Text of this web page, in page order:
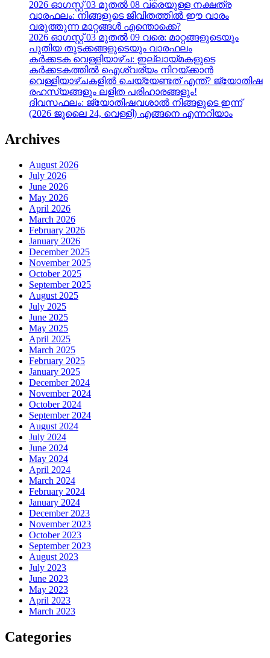
2026 ഓഗസ്റ്റ് 03 മുതൽ 08 വരെയുള്ള നക്ഷത്ര
വാരഫലം: നിങ്ങളുടെ ജീവിതത്തിൽ ഈ വാരം
വരുത്തുന്ന മാറ്റങ്ങൾ എന്തൊക്കെ?
2026 ഓഗസ്റ്റ് 03 മുതൽ 09 വരെ: മാറ്റങ്ങളുടെയും
പുതിയ തുടക്കങ്ങളുടെയും വാരഫലം
കർക്കടക വെള്ളിയാഴ്ച: ഇല്ലായ്മകളുടെ
കർക്കടകത്തിൽ ഐശ്വര്യം നിറയ്ക്കാൻ
വെള്ളിയാഴ്ചകളിൽ ചെയ്യേണ്ടത് എന്ത്? ജ്യോതിഷ
രഹസ്യങ്ങളും ലളിത പരിഹാരങ്ങളും!
ദിവസഫലം: ജ്യോതിഷവശാൽ നിങ്ങളുടെ ഇന്ന്‌
(2026 ജൂലൈ 24, വെള്ളി) എങ്ങനെ എന്നറിയാം
Archives
August 2026
July 2026
June 2026
May 2026
April 2026
March 2026
February 2026
January 2026
December 2025
November 2025
October 2025
September 2025
August 2025
July 2025
June 2025
May 2025
April 2025
March 2025
February 2025
January 2025
December 2024
November 2024
October 2024
September 2024
August 2024
July 2024
June 2024
May 2024
April 2024
March 2024
February 2024
January 2024
December 2023
November 2023
October 2023
September 2023
August 2023
July 2023
June 2023
May 2023
April 2023
March 2023
Categories